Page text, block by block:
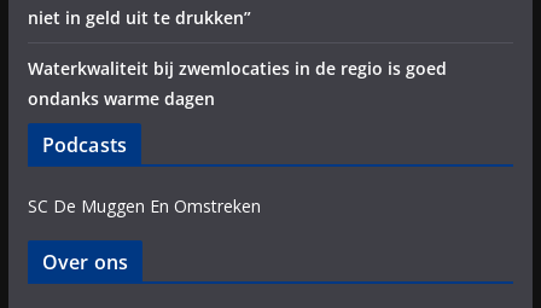
niet in geld uit te drukken”
Waterkwaliteit bij zwemlocaties in de regio is goed
ondanks warme dagen
Podcasts
SC De Muggen En Omstreken
Over ons